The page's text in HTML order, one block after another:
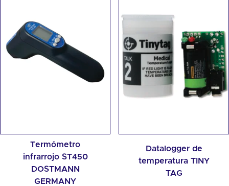
Termómetro
infrarrojo ST450
DOSTMANN
GERMANY
Datalogger de
temperatura TINY
TAG